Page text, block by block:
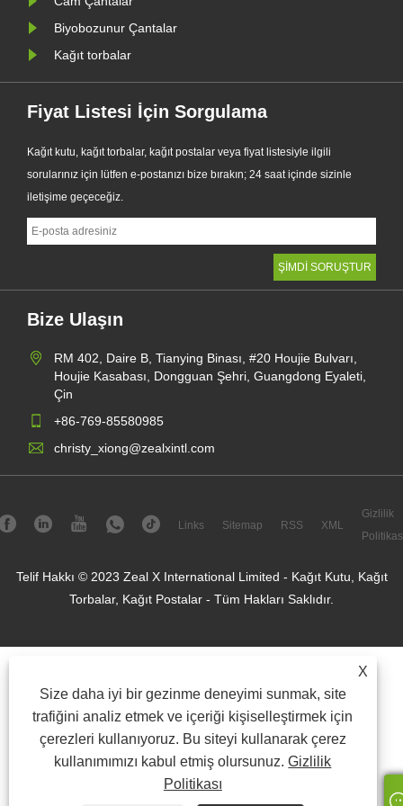
X
Size daha iyi bir gezinme deneyimi sunmak, site
trafiğini analiz etmek ve içeriği kişiselleştirmek için
çerezleri kullanıyoruz. Bu siteyi kullanarak çerez
kullanımımızı kabul etmiş olursunuz.Gizlilik
Politikası
Biyobozunur Çantalar
Kağıt torbalar
Fiyat Listesi İçin Sorgulama
Kağıt kutu, kağıt torbalar, kağıt postalar veya fiyat listesiyle ilgili
sorularınız için lütfen e-postanızı bize bırakın; 24 saat içinde sizinle
iletişime geçeceğiz.
Bize Ulaşın
RM 402, Daire B, Tianying Binası, #20 Houjie Bulvarı,
Houjie Kasabası, Dongguan Şehri, Guangdong Eyaleti,
Çin
+86-769-85580985
christy_xiong@zealxintl.com
Links Sitemap RSS XML
Gizlilik
Telif Hakkı © 2023 Zeal X International Limited - Kağıt Kutu, Kağıt
Torbalar, Kağıt Postalar - Tüm Hakları Saklıdır.